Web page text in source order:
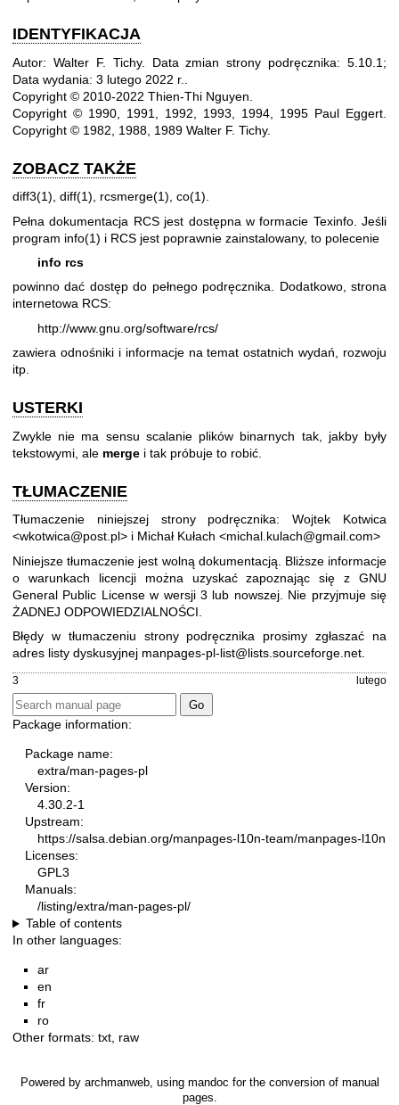
IDENTYFIKACJA
Autor: Walter F. Tichy. Data zmian strony podręcznika: 5.10.1;
Data wydania: 3 lutego 2022 r..
Copyright © 2010-2022 Thien-Thi Nguyen.
Copyright © 1990, 1991, 1992, 1993, 1994, 1995 Paul Eggert.
Copyright © 1982, 1988, 1989 Walter F. Tichy.
ZOBACZ TAKŻE
diff3(1), diff(1), rcsmerge(1), co(1).
Pełna dokumentacja RCS jest dostępna w formacie Texinfo. Jeśli
program info(1) i RCS jest poprawnie zainstalowany, to polecenie
info rcs
powinno dać dostęp do pełnego podręcznika. Dodatkowo, strona
internetowa RCS:
http://www.gnu.org/software/rcs/
zawiera odnośniki i informacje na temat ostatnich wydań, rozwoju
itp.
USTERKI
Zwykle nie ma sensu scalanie plików binarnych tak, jakby były
tekstowymi, ale merge i tak próbuje to robić.
TŁUMACZENIE
Tłumaczenie niniejszej strony podręcznika: Wojtek Kotwica
<wkotwica@post.pl> i Michał Kułach <michal.kulach@gmail.com>
Niniejsze tłumaczenie jest wolną dokumentacją. Bliższe informacje
o warunkach licencji można uzyskać zapoznając się z GNU
General Public License w wersji 3 lub nowszej. Nie przyjmuje się
ŻADNEJ ODPOWIEDZIALNOŚCI.
Błędy w tłumaczeniu strony podręcznika prosimy zgłaszać na
adres listy dyskusyjnej manpages-pl-list@lists.sourceforge.net
3 lutego
Package information:
Package name:
extra/man-pages-pl
Version:
4.30.2-1
Upstream:
https://salsa.debian.org/manpages-l10n-team/manpages-l10n
Licenses:
GPL3
Manuals:
/listing/extra/man-pages-pl/
Table of contents
In other languages:
ar
en
fr
ro
Other formats: txt, raw
Powered by archmanweb, using mandoc for the conversion of manual
pages.